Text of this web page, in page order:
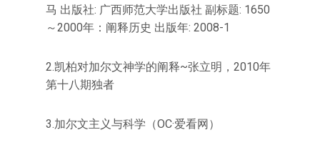
马 出版社: 广西师范大学出版社 副标题: 1650
～2000年：阐释历史 出版年: 2008-1
2.凯柏对加尔文神学的阐释~张立明，2010年
第十八期独者
3.加尔文主义与科学（OC·爱看网）